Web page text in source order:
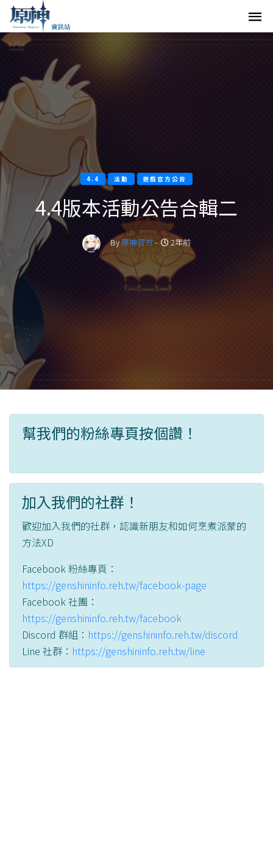
4.4 活動 遊戲官方公告
4.4版本活動公告合輯二
By原神官方- 2年前
幫我們的粉絲專頁按個讚！
加入我們的社群！
歡迎加入我們的社群，認識新朋友和如何烹煮派蒙的
方法XD
Facebook 粉絲專頁：
https://genshininfo.reh.tw/facebook-page
Facebook 社團：
https://genshininfo.reh.tw/facebook
Discord 群組： https://genshininfo.reh.tw/discord
Line 社群： https://genshininfo.reh.tw/line